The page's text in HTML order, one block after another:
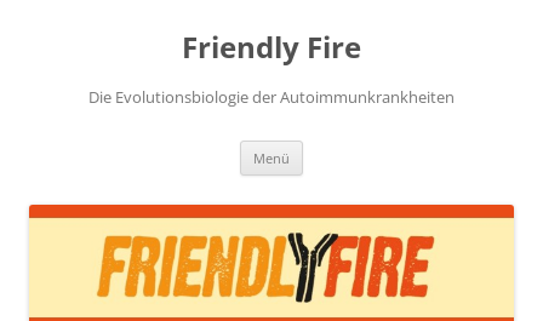
Friendly Fire
Die Evolutionsbiologie der Autoimmunkrankheiten
Menü